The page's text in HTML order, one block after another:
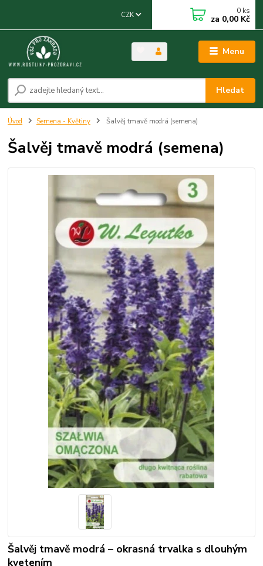
Menu
CZK
Hledat
0 ks
za 0,00 Kč
Úvod Semena - Květiny Šalvěj tmavě modrá (semena)
Šalvěj tmavě modrá (semena)
Šalvěj tmavě modrá – okrasná trvalka s dlouhým
kvetením